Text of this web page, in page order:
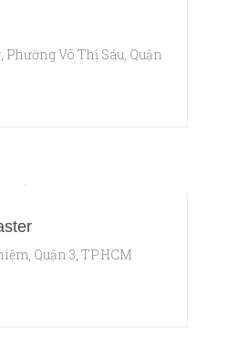
Phường Võ Thị Sáu, Quận 3, TP.HCM
Quận 3, TP.HCM